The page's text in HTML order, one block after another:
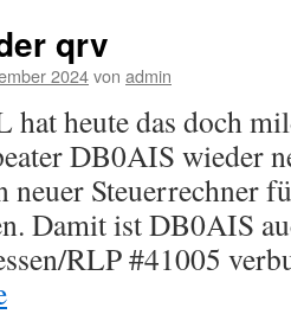
qrv
2024von admin
hat heute das doch
DB0AIS wieder
neuer Steuerrechner
Damit ist DB0AIS
RLP #41005